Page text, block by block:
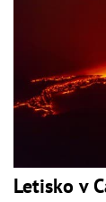
Letisko v